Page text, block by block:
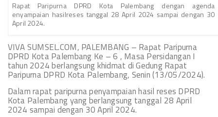
Rapat Paripurna DPRD Kota Palembang dengan agenda
enyampaian hasilreses tanggal 28 April 2024 sampai dengan 30
April 2024.
VIVA SUMSEL.COM, PALEMBANG – Rapat Paripurna
DPRD Kota Palembang Ke – 6 , Masa Persidangan I
tahun 2024 berlangsung khidmat di Gedung Rapat
Paripurna DPRD Kota Palembang, Senin (13/05/2024).
Dalam rapat paripurna penyampaian hasil reses DPRD
Kota Palembang yang berlangsung tanggal 28 April
2024 sampai dengan 30 April 2024.